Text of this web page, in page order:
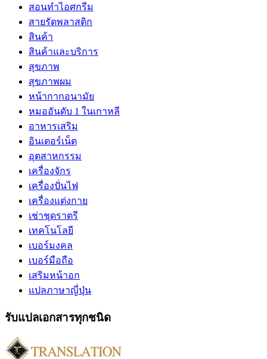
สอนทำไอศกรีม
สายรัดพลาสติก
สินค้า
สินค้าและบริการ
สุขภาพ
สุขภาพผม
หน้ากากอนามัย
หมออันดับ 1 ในเกาหลี
อาหารเสริม
อินเตอร์เน็ต
อุตสาหกรรม
เครื่องจักร
เครื่องปั่นไฟ
เครื่องแต่งกาย
เช่าชุดราตรี
เทคโนโลยี
เบอร์มงคล
เบอร์มือถือ
เสริมหน้าอก
แปลภาษาญี่ปุ่น
รับแปลเอกสารทุกชนิด